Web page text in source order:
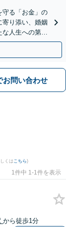
守る「お金」の
寄り添い、婚姻
人生への第一
】
お問い合わせ
くは こちら)
1件中 1-1件を表示
から徒歩1分